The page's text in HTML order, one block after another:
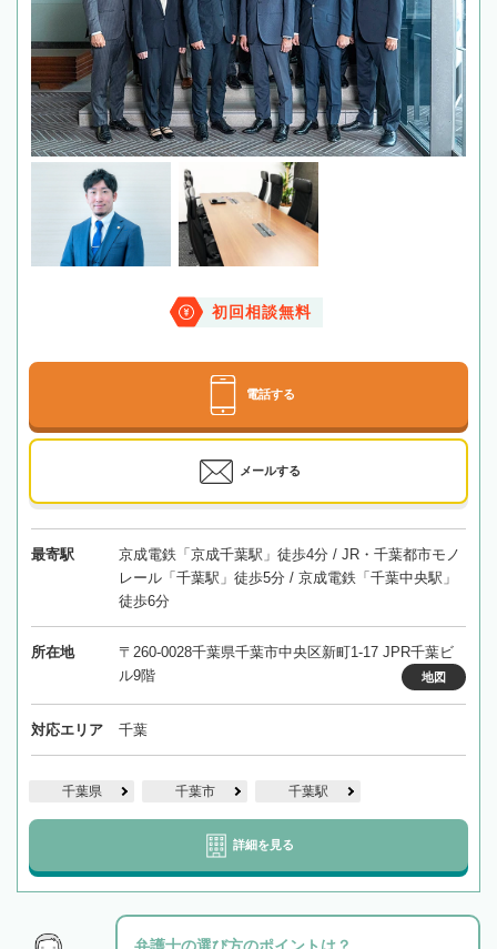
初回相談無料
電話する
メールする
最寄駅
京成電鉄「京成千葉駅」徒歩4分 / JR・千葉都市モノ
レール「千葉駅」徒歩5分 / 京成電鉄「千葉中央駅」
徒歩6分
所在地
〒260-0028千葉県千葉市中央区新町1-17 JPR千葉ビ
ル9階
地図
対応エリア 千葉
千葉県 千葉市 千葉駅
詳細を見る
弁護士の選び方のポイントは？